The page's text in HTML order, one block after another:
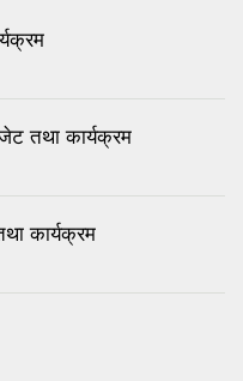
तथा कार्यक्रम
कार्यक्रम